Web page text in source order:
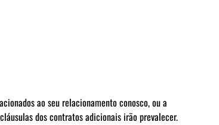
ao seu relacionamento conosco, ou a
dos contratos adicionais irão prevalecer.